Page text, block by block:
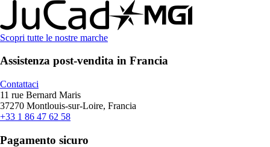
Scopri tutte le nostre marche
Assistenza post-vendita in Francia
Contattaci
11 rue Bernard Maris
37270 Montlouis-sur-Loire, Francia
+33 1 86 47 62 58
Pagamento sicuro